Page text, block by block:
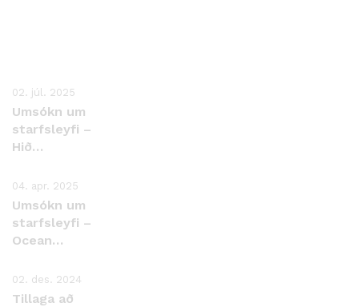
02. júl. 2025
Umsókn um
starfsleyfi –
Hið
Styrjufelag
ehf.
04. apr. 2025
Umsókn um
starfsleyfi –
Ocean
02. des. 2024
Tillaga að